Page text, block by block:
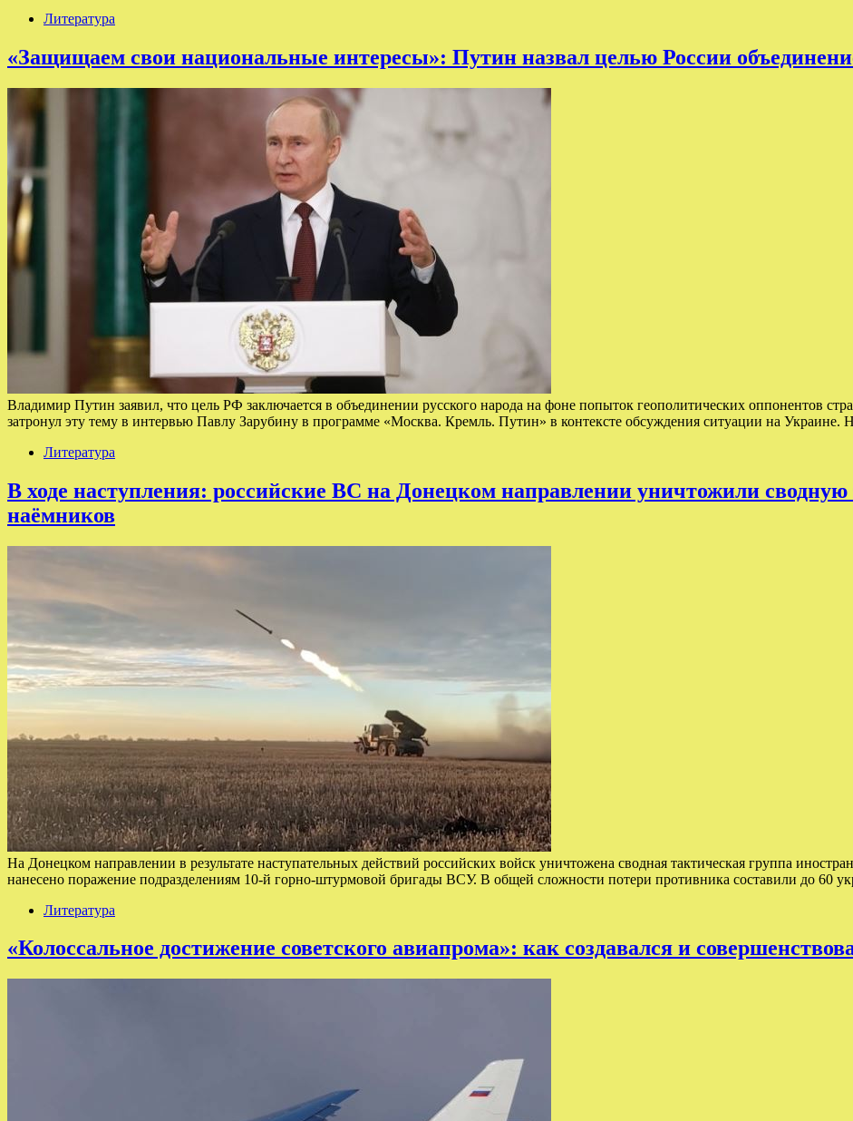
Литература
«Защищаем свои национальные интересы»: Путин назвал целью России
Владимир Путин заявил, что цель РФ заключается в объединении русского народа на фоне попыток геополитических оппонентов
затронул эту тему в интервью Павлу Зарубину в программе «Москва. Кремль. Путин» в контексте обсуждения ситуации на Украине.
Литература
В ходе наступления: российские ВС на Донецком направлении уничтожили
наёмников
На Донецком направлении в результате наступательных действий российских войск уничтожена сводная тактическая группа
нанесено поражение подразделениям 10-й горно-штурмовой бригады ВСУ. В общей сложности потери противника составили до 60
Литература
«Колоссальное достижение советского авиапрома»: как создавался и